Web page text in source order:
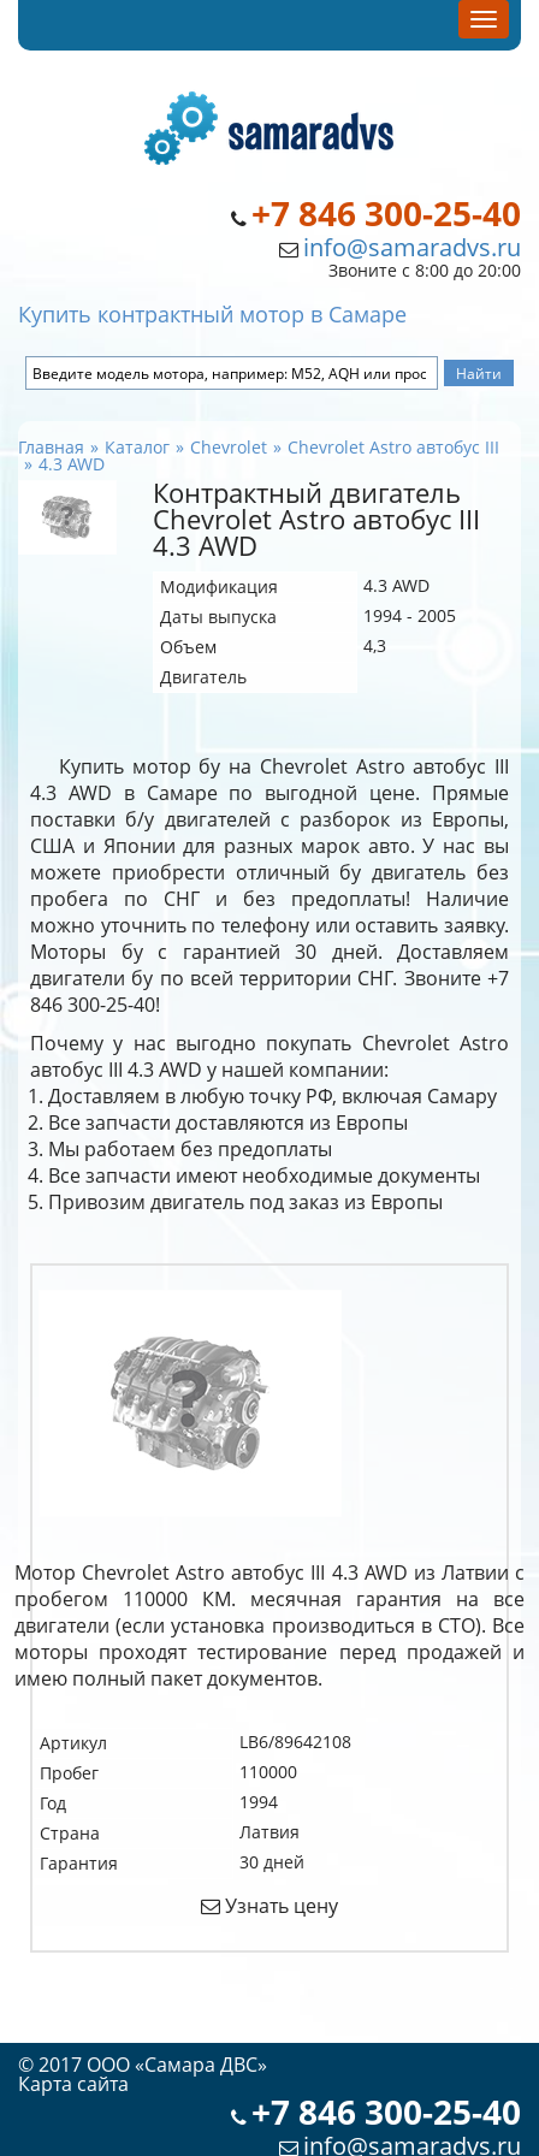
+7 846 300-25-40
info@samaradvs.ru
Звоните с 8:00 до 20:00
Купить контрактный мотор в Самаре
Главная Каталог Chevrolet Chevrolet Astro автобус III
4.3 AWD
Контрактный двигатель
Chevrolet Astro автобус III
4.3 AWD
Модификация
4.3 AWD
Даты выпуска
1994 - 2005
Объем
4,3
Двигатель
Купить мотор бу на Chevrolet Astro автобус III
4.3 AWD в Самаре по выгодной цене. Прямые
поставки б/у двигателей с разборок из Европы,
США и Японии для разных марок авто. У нас вы
можете приобрести отличный бу двигатель без
пробега по СНГ и без предоплаты! Наличие
можно уточнить по телефону или оставить заявку.
Моторы бу с гарантией 30 дней. Доставляем
двигатели бу по всей территории СНГ. Звоните +7
846 300-25-40!
Почему у нас выгодно покупать Chevrolet Astro
автобус III 4.3 AWD у нашей компании:
Доставляем в любую точку РФ, включая Самару
Все запчасти доставляются из Европы
Мы работаем без предоплаты
Все запчасти имеют необходимые документы
Привозим двигатель под заказ из Европы
Мотор Chevrolet Astro автобус III 4.3 AWD из Латвии с
пробегом 110000 КМ. месячная гарантия на все
двигатели (если установка производиться в СТО). Все
моторы проходят тестирование перед продажей и
имею полный пакет документов.
Артикул
LB6/89642108
Пробег
110000
Год
1994
Страна
Латвия
Гарантия
30 дней
Узнать цену
© 2017 OOO «Самара ДВС»
Карта сайта
+7 846 300-25-40
info@samaradvs.ru